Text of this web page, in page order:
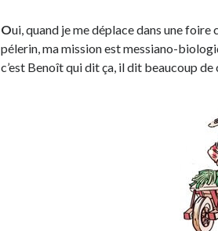
Oui, quand je me déplace dans une
pélerin, ma mission est messiano-
c’est Benoît qui dit ça, il dit beaucoup de